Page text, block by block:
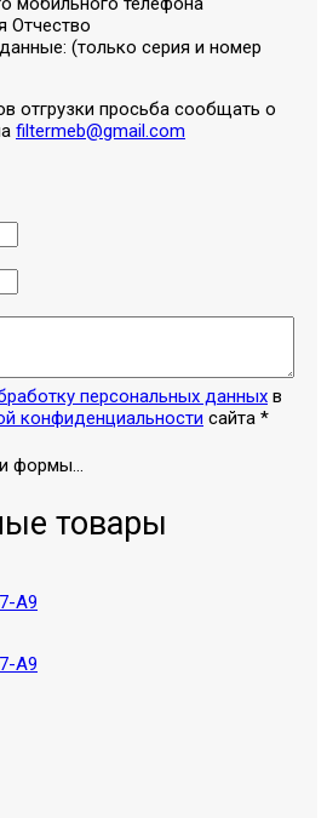
Отчество
(только серия и номер
отгрузки просьба сообщать о
filtermeb@gmail.com
персональных данных в
конфиденциальности сайта *
формы...
товары
A9